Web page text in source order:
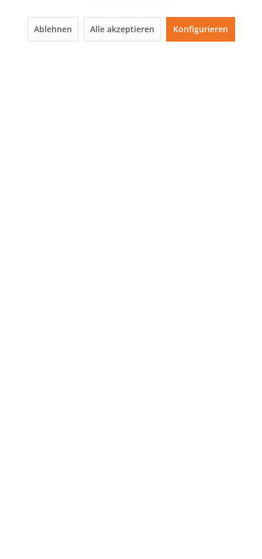
Ablehnen Alle akzeptieren Konfigurieren